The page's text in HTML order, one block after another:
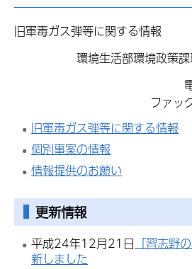
旧軍毒ガス弾等に関する情報
環境生活部環境政策
ファ
旧軍毒ガス弾等に関する情報
個別事案の情報
情報提供のお願い
更新情報
平成24年12月21日 「習志野
新しました